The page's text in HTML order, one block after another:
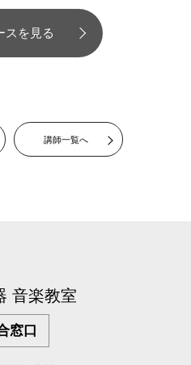
スを見る
講師一覧へ
音楽教室
窓口